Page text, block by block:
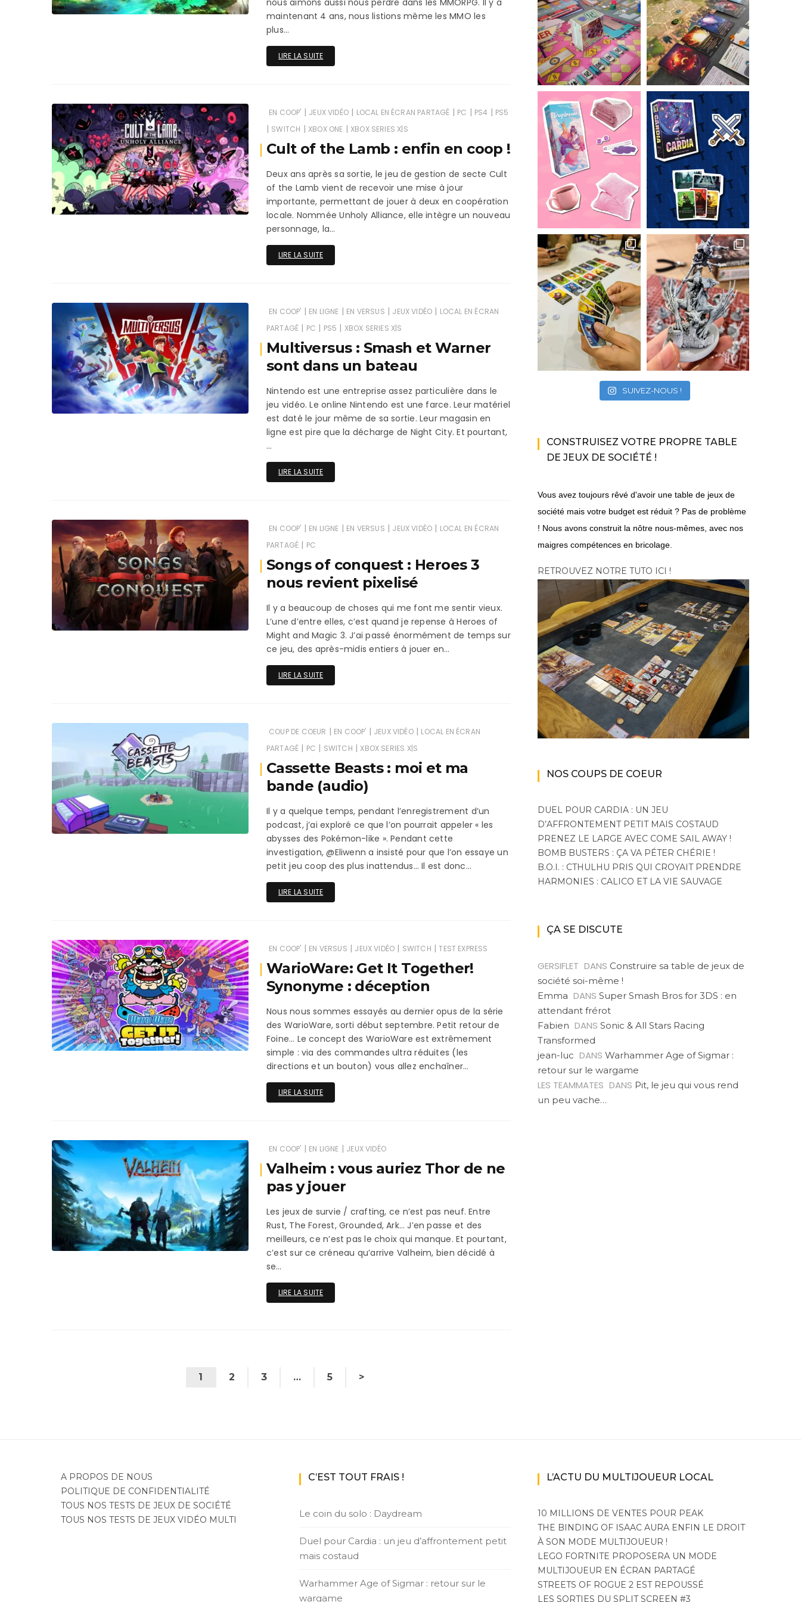
nous aimons aussi nous perdre dans les MMORPG. Il y a
maintenant 4 ans, nous listions même les MMO les
plus…
LIRE LA SUITE
EN COOP' | JEUX VIDÉO | LOCAL EN ÉCRAN PARTAGÉ | PC | PS4 | PS5
| SWITCH | XBOX ONE | XBOX SERIES X|S
Cult of the Lamb : enfin en coop !
Deux ans après sa sortie, le jeu de gestion de secte Cult
of the Lamb vient de recevoir une mise à jour
importante, permettant de jouer à deux en coopération
locale. Nommée Unholy Alliance, elle intègre un nouveau
personnage, la…
LIRE LA SUITE
EN COOP' | EN LIGNE | EN VERSUS | JEUX VIDÉO | LOCAL EN ÉCRAN
PARTAGÉ | PC | PS5 | XBOX SERIES X|S
Multiversus : Smash et Warner
sont dans un bateau
Nintendo est une entreprise assez particulière dans le
jeu vidéo. Le online Nintendo est une farce. Leur matériel
est daté le jour même de sa sortie. Leur magasin en
ligne est pire que la décharge de Night City. Et pourtant,
…
LIRE LA SUITE
EN COOP' | EN LIGNE | EN VERSUS | JEUX VIDÉO | LOCAL EN ÉCRAN
PARTAGÉ | PC
Songs of conquest : Heroes 3
nous revient pixelisé
Il y a beaucoup de choses qui me font me sentir vieux.
L’une d’entre elles, c’est quand je repense à Heroes of
Might and Magic 3. J’ai passé énormément de temps sur
ce jeu, des après-midis entiers à jouer en…
LIRE LA SUITE
COUP DE COEUR | EN COOP' | JEUX VIDÉO | LOCAL EN ÉCRAN
PARTAGÉ | PC | SWITCH | XBOX SERIES X|S
Cassette Beasts : moi et ma
bande (audio)
Il y a quelque temps, pendant l’enregistrement d’un
podcast, j’ai exploré ce que l’on pourrait appeler « les
abysses des Pokémon-like ». Pendant cette
investigation, @Eliwenn a insisté pour que l’on essaye un
petit jeu coop des plus inattendus… Il est donc…
LIRE LA SUITE
EN COOP' | EN VERSUS | JEUX VIDÉO | SWITCH | TEST EXPRESS
WarioWare: Get It Together!
Synonyme : déception
Nous nous sommes essayés au dernier opus de la série
des WarioWare, sorti début septembre. Petit retour de
Foine… Le concept des WarioWare est extrêmement
simple : via des commandes ultra réduites (les
directions et un bouton) vous allez enchaîner…
LIRE LA SUITE
EN COOP' | EN LIGNE | JEUX VIDÉO
Valheim : vous auriez Thor de ne
pas y jouer
Les jeux de survie / crafting, ce n’est pas neuf. Entre
Rust, The Forest, Grounded, Ark… J’en passe et des
meilleurs, ce n’est pas le choix qui manque. Et pourtant,
c’est sur ce créneau qu’arrive Valheim, bien décidé à
se…
LIRE LA SUITE
1 2 3 … 5 >
SUIVEZ-NOUS !
CONSTRUISEZ VOTRE PROPRE TABLE
DE JEUX DE SOCIÉTÉ !
Vous avez toujours rêvé d'avoir une table de jeux de
société mais votre budget est réduit ? Pas de problème
! Nous avons construit la nôtre nous-mêmes, avec nos
maigres compétences en bricolage.
RETROUVEZ NOTRE TUTO ICI !
NOS COUPS DE COEUR
DUEL POUR CARDIA : UN JEU
D’AFFRONTEMENT PETIT MAIS COSTAUD
PRENEZ LE LARGE AVEC COME SAIL AWAY !
BOMB BUSTERS : ÇA VA PÉTER CHÉRIE !
B.O.I. : CTHULHU PRIS QUI CROYAIT PRENDRE
HARMONIES : CALICO ET LA VIE SAUVAGE
ÇA SE DISCUTE
GERSIFLET DANS Construire sa table de jeux de
société soi-même !
Emma DANS Super Smash Bros for 3DS : en
attendant frérot
Fabien DANS Sonic & All Stars Racing
Transformed
jean-luc DANS Warhammer Age of Sigmar :
retour sur le wargame
LES TEAMMATES DANS Pit, le jeu qui vous rend
un peu vache…
A PROPOS DE NOUS
POLITIQUE DE CONFIDENTIALITÉ
TOUS NOS TESTS DE JEUX DE SOCIÉTÉ
TOUS NOS TESTS DE JEUX VIDÉO MULTI
C’EST TOUT FRAIS !
Le coin du solo : Daydream
Duel pour Cardia : un jeu d’affrontement petit
mais costaud
Warhammer Age of Sigmar : retour sur le
wargame
L’ACTU DU MULTIJOUEUR LOCAL
10 MILLIONS DE VENTES POUR PEAK
THE BINDING OF ISAAC AURA ENFIN LE DROIT
À SON MODE MULTIJOUEUR !
LEGO FORTNITE PROPOSERA UN MODE
MULTIJOUEUR EN ÉCRAN PARTAGÉ
STREETS OF ROGUE 2 EST REPOUSSÉ
LES SORTIES DU SPLIT SCREEN #3